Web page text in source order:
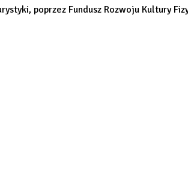
poprzez Fundusz Rozwoju Kultury